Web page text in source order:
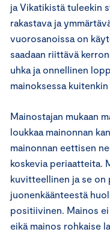
ja Vikatikistä tuleekin
rakastava ja
vuorosanoissa on
saadaan riittävä
uhka ja onnellinen
mainoksessa
Mainostajan mukaan
loukkaa mainonnan
mainonnan eettisen
koskevia periaatteita.
kuvitteellinen ja se on
juonenkäänteestä
positiivinen. Mainos
eikä mainos rohkaise